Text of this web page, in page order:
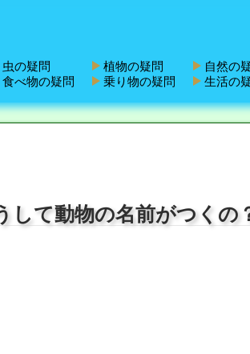
虫の疑問 植物の疑問 自然の
食べ物の疑問 乗り物の疑問 生活の
して動物の名前がつくの